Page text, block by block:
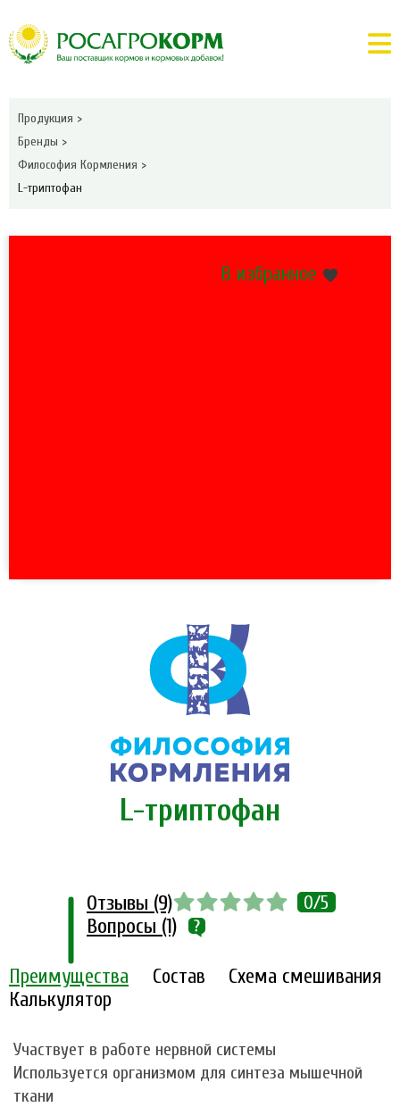
Продукция >
Бренды >
Философия Кормления >
L-триптофан
В избранное
L-триптофан
Преимущества Состав
Схема смешивания
Калькулятор
Отзывы (9) 0/5
Вопросы (1)
Участвует в работе нервной системы
Используется организмом для синтеза мышечной
ткани